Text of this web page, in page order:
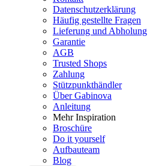
Datenschutzerklärung
Häufig gestellte Fragen
Lieferung und Abholung
Garantie
AGB
Trusted Shops
Zahlung
Stützpunkthändler
Über Gabinova
Anleitung
Mehr Inspiration
Broschüre
Do it yourself
Aufbauteam
Blog